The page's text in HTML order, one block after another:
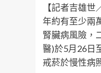
【記者吉雄
年約有至少兩
腎臟病風險，
醫)於5月26日
戒菸於慢性病